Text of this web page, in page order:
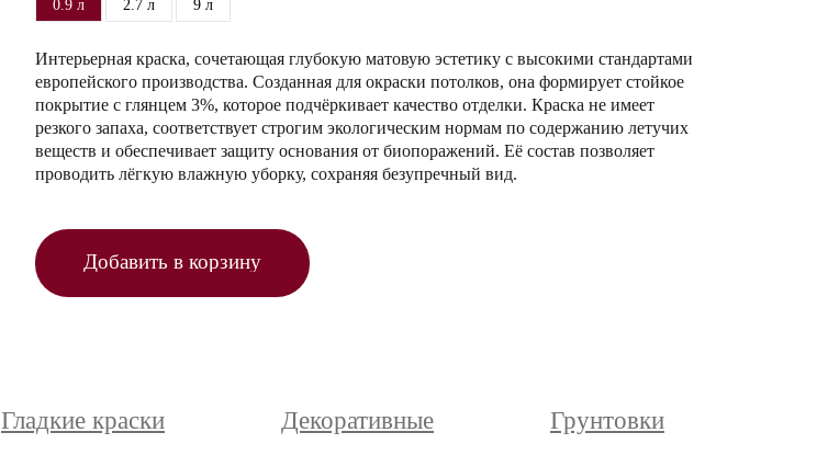
0.9 л 2.7 л 9 л
Интерьерная краска, сочетающая глубокую матовую эстетику с высокими стандартами
европейского производства. Созданная для окраски потолков, она формирует стойкое
покрытие с глянцем 3%, которое подчёркивает качество отделки. Краска не имеет
резкого запаха, соответствует строгим экологическим нормам по содержанию летучих
веществ и обеспечивает защиту основания от биопоражений. Её состав позволяет
проводить лёгкую влажную уборку, сохраняя безупречный вид.
Добавить в корзину
Гладкие краски Декоративные Грунтовки